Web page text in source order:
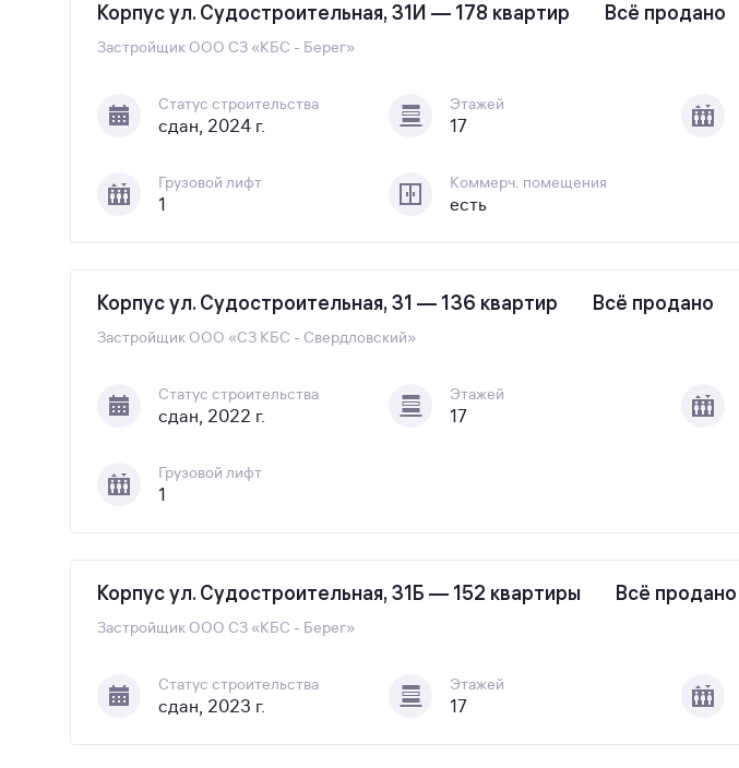
Корпус ул. Судостроительная, 31И — 178 квартир Всё продано
Застройщик ООО СЗ «КБС - Берег»
Статус строительства
сдан, 2024 г.
Этажей
17
Грузовой лифт
1
Коммерч. помещения
есть
Корпус ул. Судостроительная, 31 — 136 квартир Всё продано
Застройщик ООО «СЗ КБС - Свердловский»
Статус строительства
сдан, 2022 г.
Этажей
17
Грузовой лифт
1
Корпус ул. Судостроительная, 31Б — 152 квартиры Всё продано
Застройщик ООО СЗ «КБС - Берег»
Статус строительства
сдан, 2023 г.
Этажей
17